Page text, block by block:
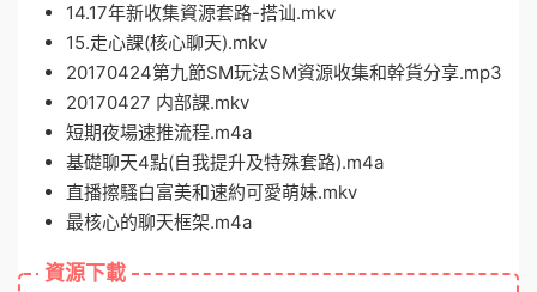
14.17年新收集資源套路-搭讪.mkv
15.走心課(核心聊天).mkv
20170424第九節SM玩法SM資源收集和幹貨分享.mp3
20170427 内部課.mkv
短期夜場速推流程.m4a
基礎聊天4點(自我提升及特殊套路).m4a
直播擦騷白富美和速約可愛萌妹.mkv
最核心的聊天框架.m4a
資源下載